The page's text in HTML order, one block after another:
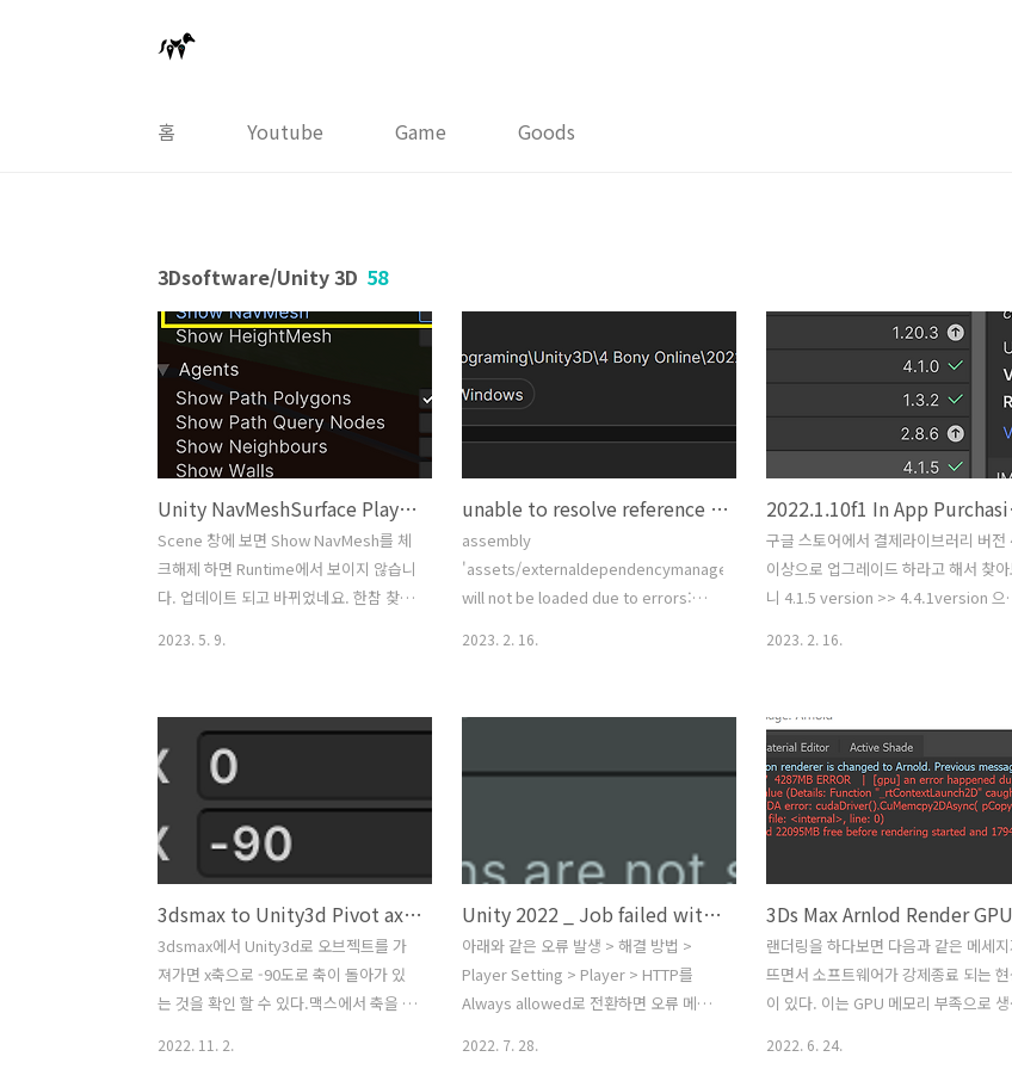
홈 Youtube Game Goods
3Dsoftware/Unity 3D 58
Unity NavMeshSurface Play시에도 보이는 현상 해결.
Scene 창에 보면 Show NavMesh를 체
크해제 하면 Runtime에서 보이지 않습니
다. 업데이트 되고 바뀌었네요. 한참 찾았
2023. 5. 9.
unable to resolve reference 'unityeditor.ios.extensions.xcode
assembly
'assets/externaldependencymanager/editor/1.2.167/google.iosresolver.dll'
will not be loaded due to errors:
incompatible with the current
be disabled in the plugin inspector.
다.
2023. 2. 16.
구글 스토어에서 결제라이브러리 버전
이상으로 업그레이드 하라고 해서 찾
니 4.1.5 version >> 4.4.1version 으
법은 한가지... 2022.1.10f1 번전을
2.22.2.6f1 으로 업그레이드 하는 방법밖
에는 없습니다. 저의 경우에는 In App
Purchasing 4.5.2로 업그레이드 되었
니다. 도움이 되셨다면 아래 링크는
게임🎮입니다. 오픈 월드에서 펼쳐지는
흥미진진한 모험을 지금 경험하세요!🐰
💙
https://play.google.com/store/
id=com.wonilma..
2023. 2. 16.
3dsmax to Unity3d Pivot axis (-90 rotation) 현상 해결
3dsmax에서 Unity3d로 오브젝트를 가
져가면 x축으로 -90도로 축이 돌아가 있
는 것을 확인 할 수 있다.맥스에서 축을 돌
2022. 11. 2.
Unity 2022 _ Job failed with exception: Error
아래와 같은 오류 발생 > 해결 방법 >
Player Setting > Player > HTTP를
Always allowed로 전환하면 오류 메세
2022. 7. 28.
랜더링을 하다보면 다음과 같은 메세
뜨면서 소프트웨어가 강제종료 되는
이 있다. 이는 GPU 메모리 부족으로
2022. 6. 24.